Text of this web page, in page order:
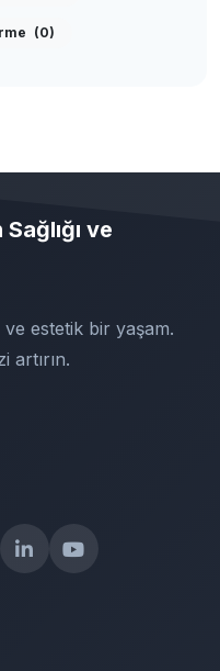
(0)
ve
estetik bir yaşam.
artırın.